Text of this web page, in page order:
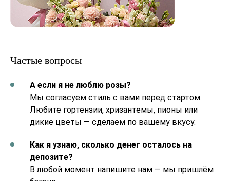
Частые вопросы
А если я не люблю розы?
Мы согласуем стиль с вами перед стартом.
Любите гортензии, хризантемы, пионы или
дикие цветы — сделаем по вашему вкусу.
Как я узнаю, сколько денег осталось на
депозите?
В любой момент напишите нам — мы пришлём